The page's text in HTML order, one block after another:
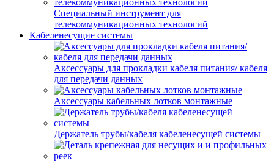
Специальный инструмент для
телекоммуникационных технологий
Кабеленесущие системы
Аксессуары для прокладки кабеля питания/ кабеля
для передачи данных
Аксессуары кабельных лотков монтажные
Держатель трубы/кабеля кабеленесущей системы